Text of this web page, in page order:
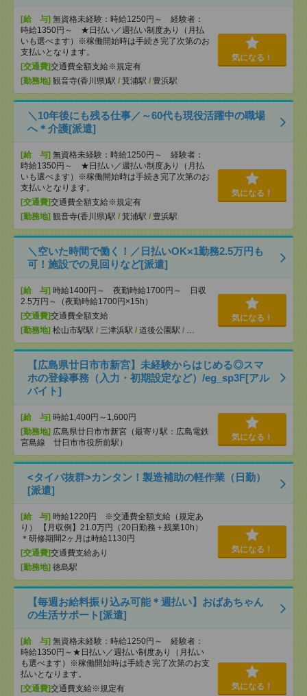
[給 与] 無資格未経験：時給1250円～ 経験者：
時給1350円～ ★日払い／週払い制度あり（月払
いも選べます）※稼働開始時は手続き完了次第のお
支払いとなります。
[交通費]交通費全額支給※規定有
[勤務地] 観音寺(香川県)駅 / 箕浦駅 / 豊浜駅
気になる！
＼10年後にも残る仕事／～60代も現役活躍中の職場
へ＊介護[派遣]
[給 与] 無資格未経験：時給1250円～ 経験者：
時給1350円～ ★日払い／週払い制度あり（月払
いも選べます）※稼働開始時は手続き完了次第のお
支払いとなります。
[交通費]交通費全額支給※規定有
[勤務地] 観音寺(香川県)駅 / 箕浦駅 / 豊浜駅
気になる！
＼空いた時間で働く！／日払いOK×1勤務2.5万円も
可！施設での見回りなど[派遣]
[給 与] 時給1400円～ 夜勤時給1700円～ 日収
2.5万円～（夜勤時給1700円×15h）
[交通費]交通費全額支給
[勤務地] 松山市駅駅 / 三津浜駅 / 道後公園駅 / …
気になる！
【広島県廿日市市新宮】未経験からはじめる◎スマ
ホの登録事務（入力・初期設定など）/eg_sp3F[アル
バイト]
[給 与] 時給1,400円～1,600円
[勤務地] 広島県廿日市市新宮（最寄り駅：広島電鉄
宮島線 廿日市市役所前駅）
気になる！
<タイパ抜群>カンタン！製造補助の軽作業（日勤）
[派遣]
[給 与] 時給1220円 ※交通費全額支給（規定あ
り） 【月収例】21.0万円（20日勤務＋残業10h）
＊研修期間2ヶ月は時給1130円
[交通費]交通費支給あり
[勤務地] 徳島駅
気になる！
【毎週お給料振り込み可能＊週払い】おばあちゃん
の生活サポート[派遣]
[給 与] 無資格未経験：時給1250円～ 経験者：
時給1350円～★日払い／週払い制度あり（月払い
も選べます）※稼働開始時は手続き完了次第のお支
払いとなります。
[交通費]交通費支給※規定有
気になる！